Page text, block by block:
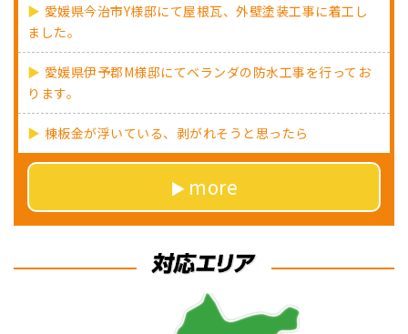
愛媛県今治市Y様邸にて屋根瓦、外壁塗装工事に着工し
ました。
愛媛県伊予郡M様邸にてベランダの防水工事を行ってお
ります。
棟板金が浮いている、剥がれそうと思ったら
more